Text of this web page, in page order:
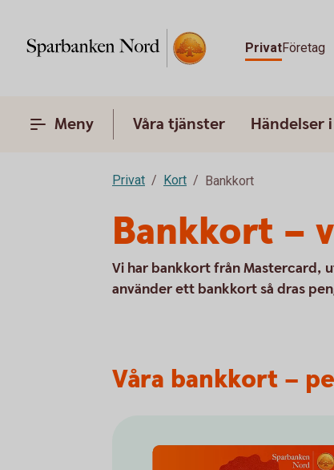
PrivatFöretag
Meny Våra tjänster Händelser
Privat Kort Bankkort
Bankkort –
Vi har bankkort från Mastercard,
använder ett bankkort så dras
Våra bankkort –